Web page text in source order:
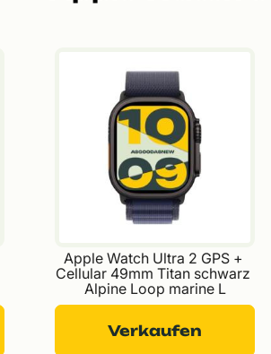
Apple Watch Ultra 2 GPS +
Cellular 49mm Titan schwarz
Alpine Loop marine L
Verkaufen